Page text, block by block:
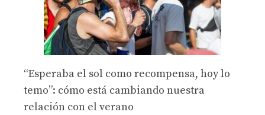
“Esperaba el sol como recompensa, hoy lo
temo”: cómo está cambiando nuestra
relación con el verano